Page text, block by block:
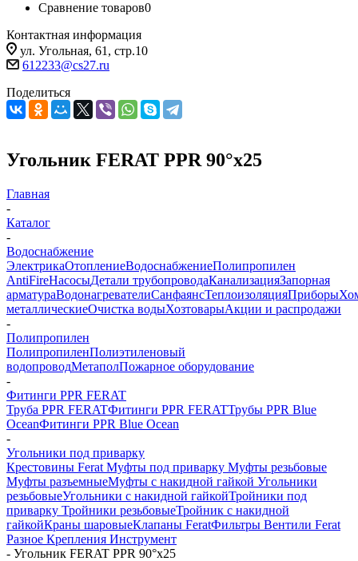
Сравнение товаров0
Контактная информация
ул. Угольная, 61, стр.10
612233@cs27.ru
Поделиться
Угольник FERAT PPR 90°х25
Главная
-
Каталог
-
Водоснабжение
ЭлектрикаОтоплениеВодоснабжениеПолипропилен
AntiFireНасосыДетали трубопроводаКанализацияЗапорная
арматураВодонагревателиСанфаянсТеплоизоляцияПриборы
металлическиеОчистка водыХозтоварыАкции и распродажи
-
Полипропилен
ПолипропиленПолиэтиленовый
водопроводМетаполПожарное оборудование
-
Фитинги PPR FERAT
Труба PPR FERATФитинги PPR FERATТрубы PPR Blue
OceanФитинги PPR Blue Ocean
-
Угольники под приварку
Крестовины Ferat Муфты под приварку Муфты резьбовые
Муфты разъемныеМуфты с накидной гайкой Угольники
резьбовыеУгольники с накидной гайкойТройники под
приварку Тройники резьбовыеТройник с накидной
гайкойКраны шаровыеКлапаны FeratФильтры Вентили Ferat
Разное Крепления Инструмент
- Угольник FERAT PPR 90°х25